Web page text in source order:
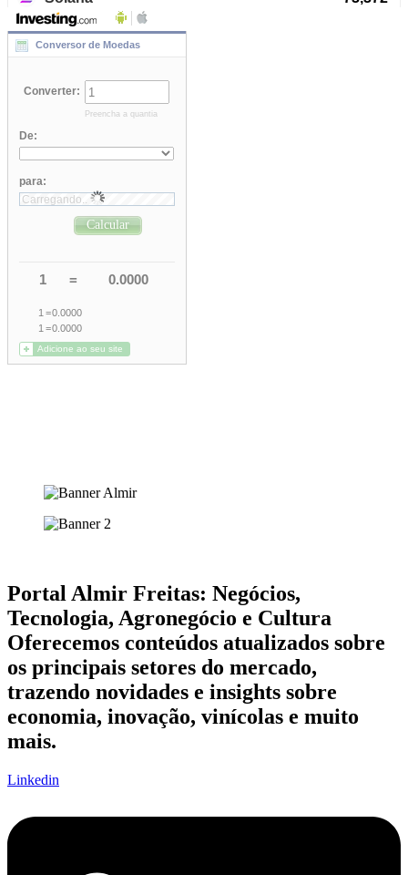
Portal Almir Freitas: Negócios,
Tecnologia, Agronegócio e Cultura
Oferecemos conteúdos atualizados sobre
os principais setores do mercado,
trazendo novidades e insights sobre
economia, inovação, vinícolas e muito
mais.
Linkedin